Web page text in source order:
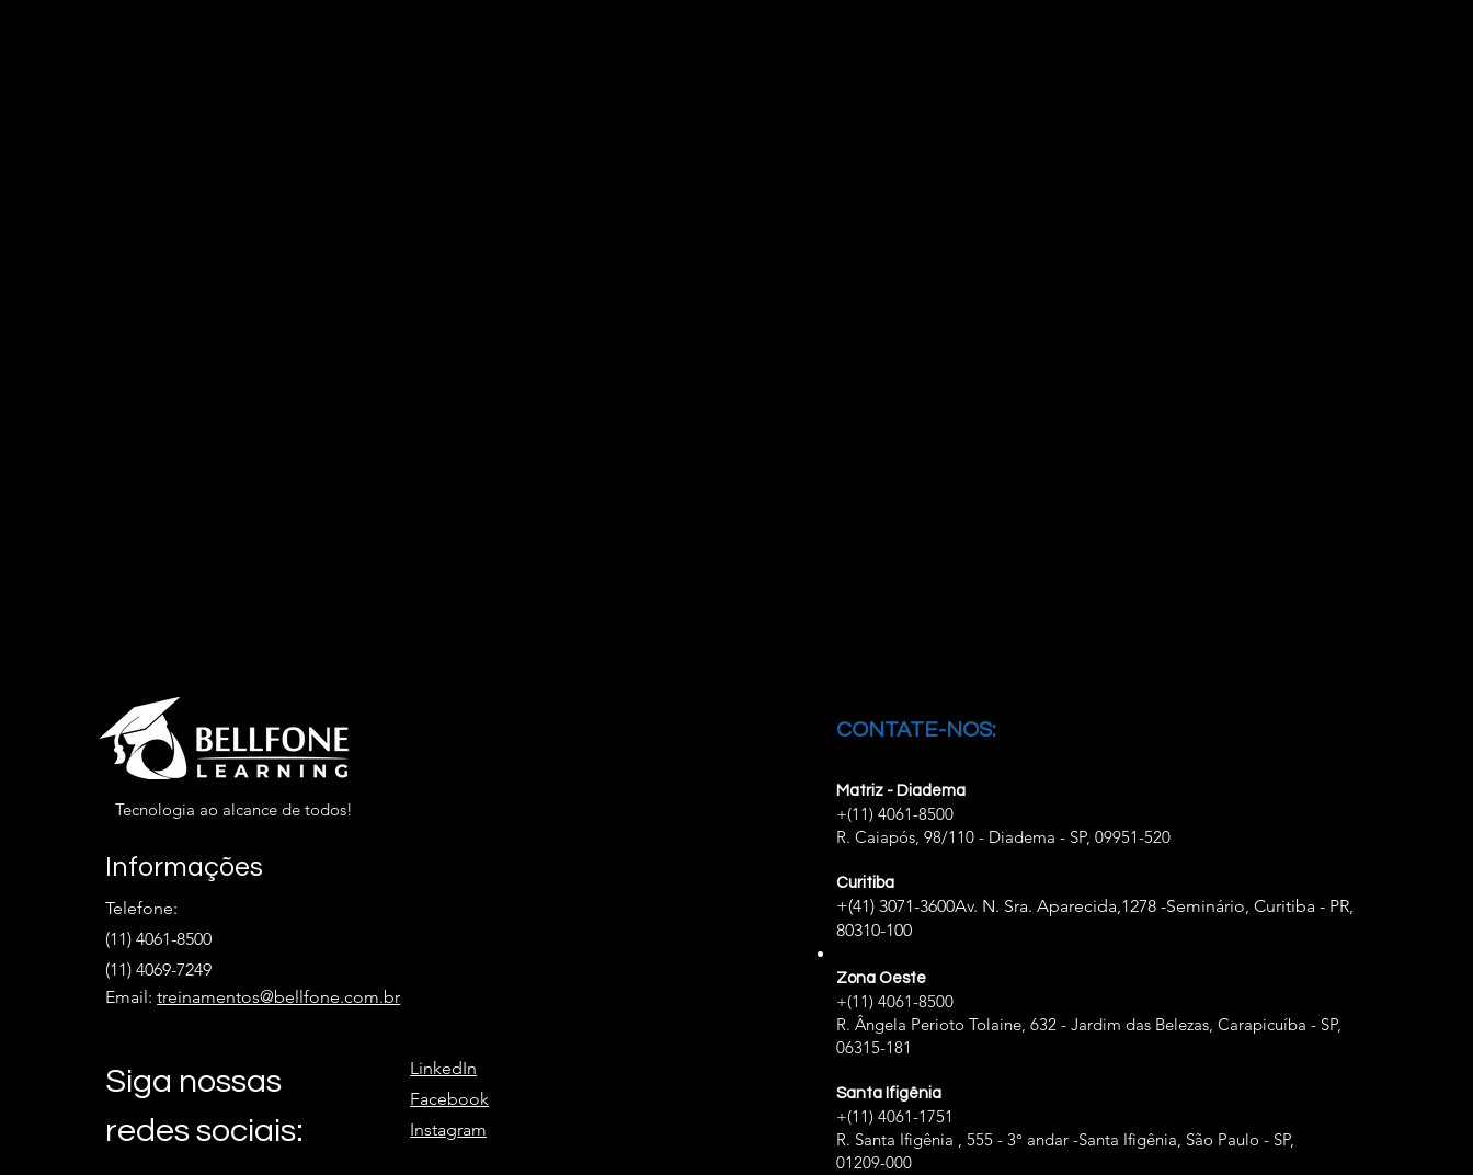
Tecnologia ao alcance de todos!
Informações
Telefone:
(11) 4061-8500
(11) 4069-7249
Email:treinamentos@bellfone.com.br
Siga nossas
redes sociais:
LinkedIn
Facebook
Instagram
CONTATE-NOS:
Matriz - Diadema
+(11) 4061-8500
R. Caiapós, 98/110 - Diadema - SP, 09951-520
Curitiba
+(41) 3071-3600Av. N. Sra. Aparecida,1278 -Seminário, Curitiba - PR,
80310-100
Zona Oeste
+(11) 4061-8500
R. Ângela Perioto Tolaine, 632 - Jardim das Belezas, Carapicuíba - SP,
06315-181
Santa Ifigênia
+(11) 4061-1751
R. Santa Ifigênia , 555 - 3° andar -Santa Ifigênia, São Paulo - SP,
01209-000